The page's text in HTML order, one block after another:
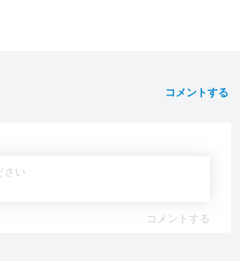
コメントする
コメントする